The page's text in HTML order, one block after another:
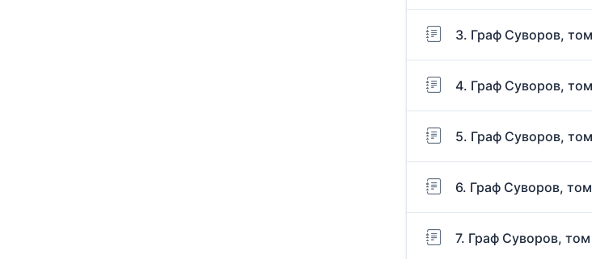
3. Граф Суворов,
4. Граф Суворов,
5. Граф Суворов,
6. Граф Суворов,
7. Граф Суворов,